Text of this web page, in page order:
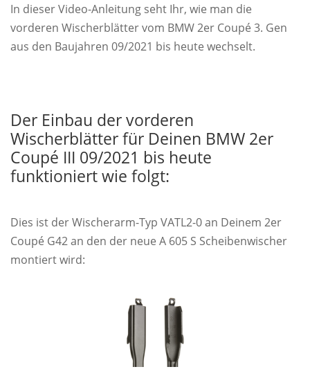
In dieser Video-Anleitung seht Ihr, wie man die
vorderen Wischerblätter vom BMW 2er Coupé 3. Gen
aus den Baujahren 09/2021 bis heute wechselt.
Der Einbau der vorderen
Wischerblätter für Deinen BMW 2er
Coupé III 09/2021 bis heute
funktioniert wie folgt:
Dies ist der Wischerarm-Typ VATL2-0 an Deinem 2er
Coupé G42 an den der neue A 605 S Scheibenwischer
montiert wird: